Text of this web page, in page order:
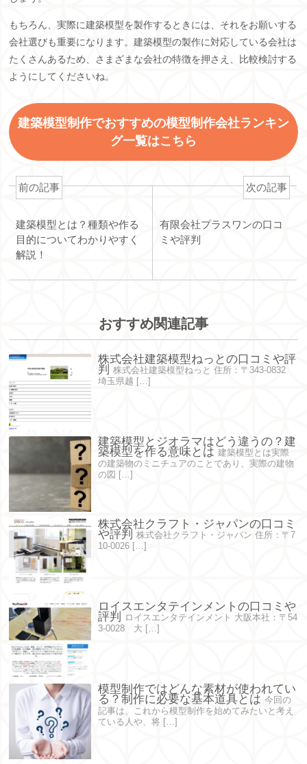
もちろん、実際に建築模型を製作するときには、それをお願いする
会社選びも重要になります。建築模型の製作に対応している会社は
たくさんあるため、さまざまな会社の特徴を押さえ、比較検討する
ようにしてくださいね。
建築模型制作でおすすめの模型制作会社ランキン
グ一覧はこちら
前の記事
建築模型とは？種類や作る
目的についてわかりやすく
解説！
次の記事
有限会社プラスワンの口コ
ミや評判
おすすめ関連記事
株式会社建築模型ねっとの口コミや評
判
株式会社建築模型ねっと 住所：〒343-0832
埼玉県越 […]
建築模型とジオラマはどう違うの？建
築模型を作る意味とは 建築模型とは実際
の建築物のミニチュアのことであり、実際の建物
の図 […]
株式会社クラフト・ジャパンの口コミ
や評判
株式会社クラフト・ジャパン 住所：〒7
10-0026 […]
ロイスエンタテインメントの口コミや
評判
ロイスエンタテインメント 大阪本社：〒54
3-0028 大 […]
模型制作ではどんな素材が使われてい
る？制作に必要な基本道具とは 今回の
記事は、これから模型制作を始めてみたいと考え
ている人や、将 […]